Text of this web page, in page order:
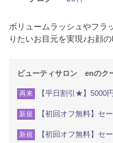
ボリュームラッシュやフラ
りたいお目元を実現♪お顔
ビューティサロン enのク
再来 【平日割引★】5000
新規 【初回オフ無料】セ
新規 【初回オフ無料】セ